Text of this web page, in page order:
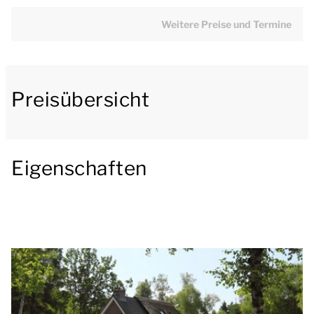
die an die offene Küche mit Essecke angrenzt. Die
Das Badezimmer hat eine Dusche und ein
Einzelbetten.
Draußen gibt es einen Garten mit einer möblierten
Weitere Preise und Termine
Preisübersicht
Eigenschaften